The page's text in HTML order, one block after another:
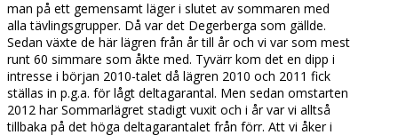
man på ett gemensamt läger i slutet av sommaren med
alla tävlingsgrupper. Då var det Degerberga som gällde.
Sedan växte de här lägren från år till år och vi var som mest
runt 60 simmare som åkte med. Tyvärr kom det en dipp i
intresse i början 2010-talet då lägren 2010 och 2011 fick
ställas in p.g.a. för lågt deltagarantal. Men sedan omstarten
2012 har Sommarlägret stadigt vuxit och i år var vi alltså
tillbaka på det höga deltagarantalet från förr. Att vi åker i